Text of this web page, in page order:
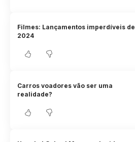
Filmes: Lançamentos imperdíveis de
2024
Carros voadores vão ser uma
realidade?